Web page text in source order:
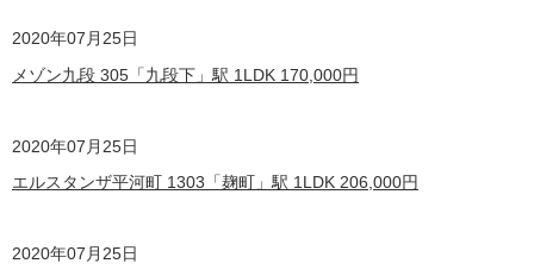
2020年07月25日
メゾン九段 305「九段下」駅 1LDK 170,000円
2020年07月25日
エルスタンザ平河町 1303「麹町」駅 1LDK 206,000円
2020年07月25日